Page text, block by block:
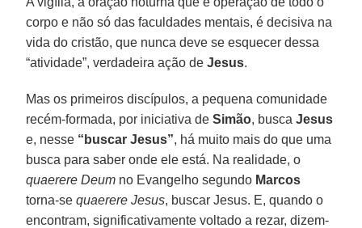
corpo e não só das faculdades mentais, é decisiva na
vida do cristão, que nunca deve se esquecer dessa
“atividade”, verdadeira ação deJesus.
Mas os primeiros discípulos, a pequena comunidade
recém-formada, por iniciativa deSimão, buscaJesus
e, nesse “buscar Jesus”, há muito mais do que uma
busca para saber onde ele está. Na realidade, o
quaerere Deum no Evangelho segundo Marcos
torna-sequaerere Jesus, buscar Jesus. E, quando o
encontram, significativamente voltado a rezar, dizem-